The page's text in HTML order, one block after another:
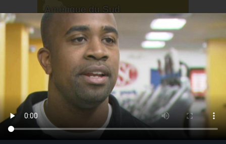
Amérique du Sud
Amérique du Nord